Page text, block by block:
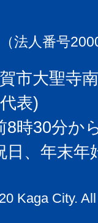
（法人番号
市大聖寺
表)
8時30分か
日、年末
Kaga City.